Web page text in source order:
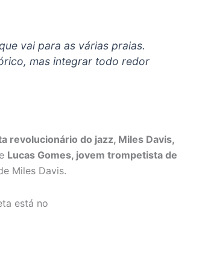
vai para as várias praias.
mas integrar todo redor
revolucionário do jazz, Miles Davis,
Lucas Gomes, jovem trompetista de
Miles Davis.
está no